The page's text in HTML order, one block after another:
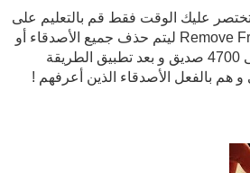
عليك الوقت فقط قم بالتعليم على
البروفايلات التي تود حذفها و في الأخير أنقر على Remove Friends ليتم حذف جميع الأصدقاء أو
البروفايلات التي قمت بتحديدها ، شخصيا كنت أتوفر على 4700 صديق و بعد تطبيق الطريقة